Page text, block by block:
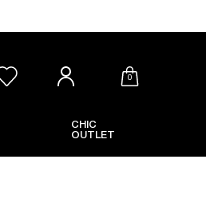
0
CHIC
OUTLET